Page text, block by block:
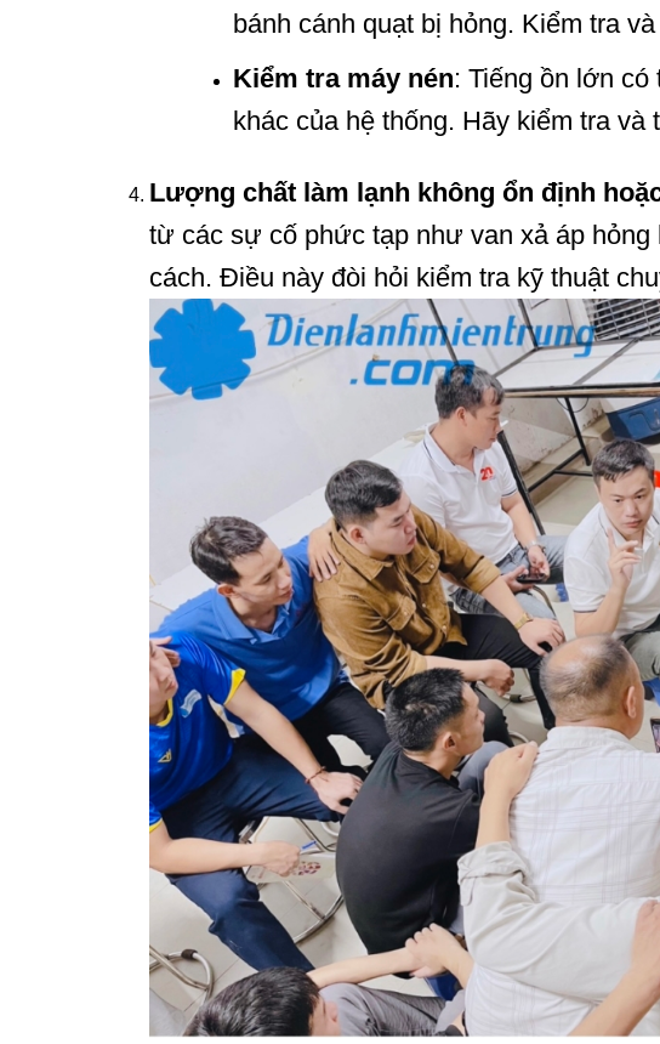
bánh cánh quạt bị hỏng. Kiểm tra
Kiểm tra máy nén: Tiếng ồn lớn có
khác của hệ thống. Hãy kiểm tra và
Lượng chất làm lạnh không ổn định
từ các sự cố phức tạp như van xả áp hỏng
cách. Điều này đòi hỏi kiểm tra kỹ thuật